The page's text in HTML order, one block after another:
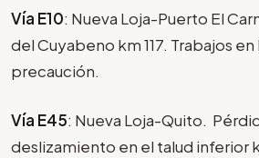
Vía E10: Nueva Loja-Puerto El
del Cuyabeno km 117. Trabajos en
precaución.
Vía E45: Nueva Loja-Quito.
deslizamiento en el talud inferior